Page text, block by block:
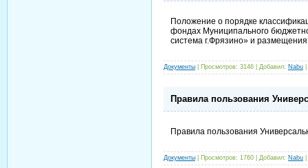
Положение о порядке
фондах Муниципального
система г.Фрязино» и
Документы Просмотров: 3146 Добавил: Nabu
Правила пользования
Правила пользования
Документы Просмотров: 1760 Добавил: Nabu